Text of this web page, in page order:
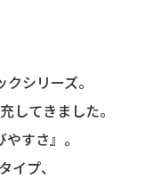
シリーズ。
してきました。
すさ』。
プ、